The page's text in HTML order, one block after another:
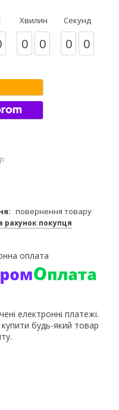
Хвилин
0 0
Секунд
0 0
повернення товару
рахунок покупця
електронні платежі.
будь-який товар